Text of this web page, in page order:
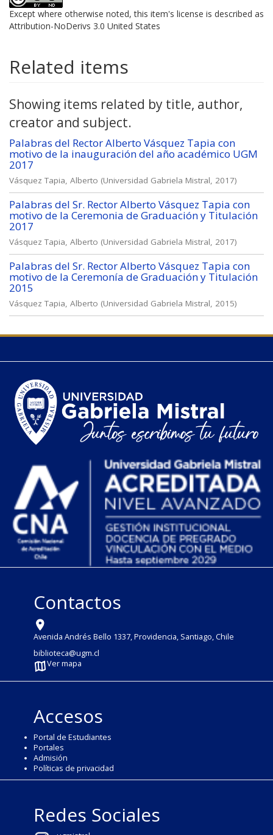
Except where otherwise noted, this item's license is described as
Attribution-NoDerivs 3.0 United States
Related items
Showing items related by title, author,
creator and subject.
Palabras del Rector Alberto Vásquez Tapia con
motivo de la inauguración del año académico UGM
2017
Vásquez Tapia, Alberto (Universidad Gabriela Mistral, 2017)
Palabras del Sr. Rector Alberto Vásquez Tapia con
motivo de la Ceremonia de Graduación y Titulación
2017
Vásquez Tapia, Alberto (Universidad Gabriela Mistral, 2017)
Palabras del Sr. Rector Alberto Vásquez Tapia con
motivo de la Ceremonía de Graduación y Titulación
2015
Vásquez Tapia, Alberto (Universidad Gabriela Mistral, 2015)
Contactos
Avenida Andrés Bello 1337, Providencia, Santiago, Chile
biblioteca@ugm.cl
Ver mapa
Accesos
Portal de Estudiantes
Portales
Admisión
Políticas de privacidad
Redes Sociales